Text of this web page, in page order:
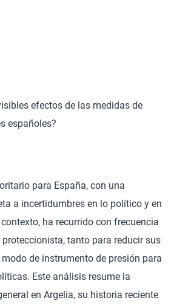
efectos de las medidas de
españoles?
para España, con una
a incertidumbres en lo político y en
ha recurrido con frecuencia
tanto para reducir sus
de instrumento de presión para
Este análisis resume la
en Argelia, su historia reciente